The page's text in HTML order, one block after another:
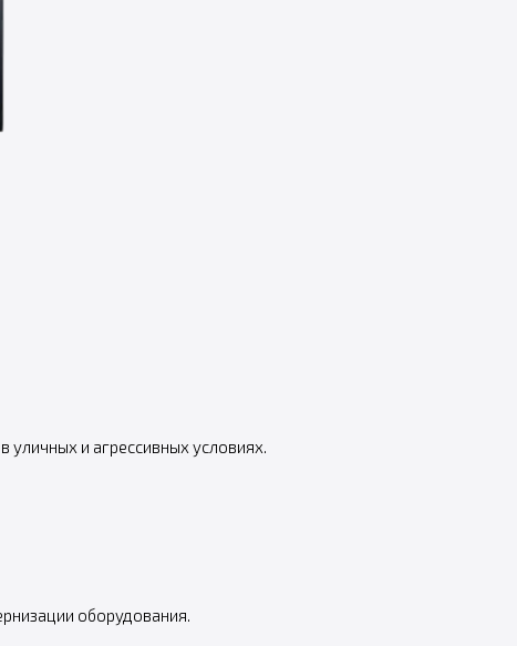
и агрессивных условиях.
оборудования.